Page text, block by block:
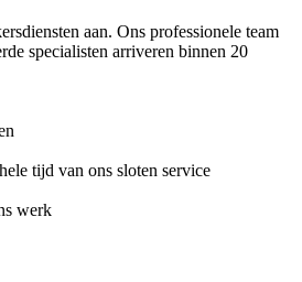
aan. Ons professionele team
specialisten arriveren binnen 20
tijd van ons sloten service
werk